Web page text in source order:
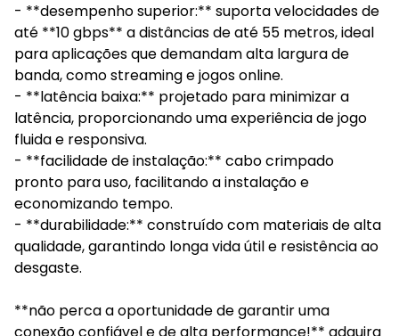
- **desempenho superior:** suporta velocidades de
até **10 gbps** a distâncias de até 55 metros, ideal
para aplicações que demandam alta largura de
banda, como streaming e jogos online.
- **latência baixa:** projetado para minimizar a
latência, proporcionando uma experiência de jogo
fluida e responsiva.
- **facilidade de instalação:** cabo crimpado
pronto para uso, facilitando a instalação e
economizando tempo.
- **durabilidade:** construído com materiais de alta
qualidade, garantindo longa vida útil e resistência ao
desgaste.
**não perca a oportunidade de garantir uma